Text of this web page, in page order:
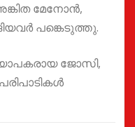
മേനോൻ,
പങ്കെടുത്തു.
ജോസി,